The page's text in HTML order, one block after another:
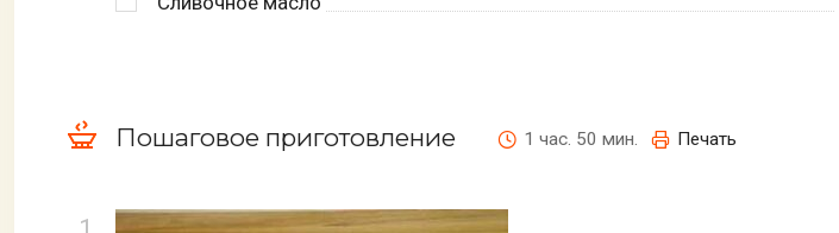
Пошаговое приготовление 1 час. 50 мин. Печать